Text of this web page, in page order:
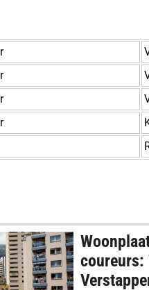
coureurs: